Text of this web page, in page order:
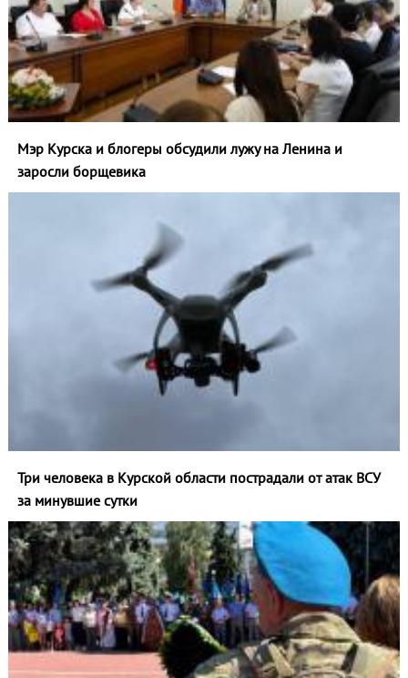
Мэр Курска и блогеры обсудили лужу на Ленина и
заросли борщевика
Три человека в Курской области пострадали от атак ВСУ
за минувшие сутки